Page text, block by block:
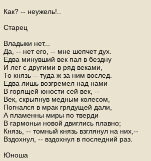
Как? -- неужель!..
Старец
Владыки нет...
Да, -- нет его, -- мне шепчет дух.
Едва минувший век пал в бездну
И лег с другими в ряд веками,
То князь -- туда ж за ним вослед.
Едва лишь возгремел над нами
В горящей юности сей век, --
Век, скрыпнув медным колесом,
Погнался в мрак грядущей дали,
А пламенны миры по тверди
В гармоньи новой двиглись плавно;
Князь, -- томный князь взглянул на них,--
Вздохнул, -- вздохнул в последний раз.
Юноша